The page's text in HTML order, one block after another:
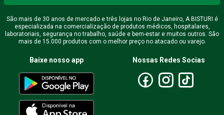
Endereço de email
Escreva uma avaliação
São mais de 30 anos de mercado e três lojas no Rio de Janeiro, A BISTURI é
especializada na comercialização de produtos médicos, hospitalares,
laboratoriais, segurança no trabalho, saúde e bem-estar e muitos outros. São
mais de 15.000 produtos com o melhor preço no atacado ou varejo.
Baixe nosso app Nossas Redes Socias